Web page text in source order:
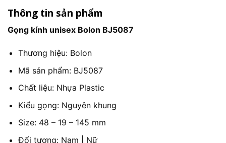
Thông tin sản phẩm
Gọng kính unisex Bolon BJ5087
Thương hiệu: Bolon
Mã sản phẩm: BJ5087
Chất liệu: Nhựa Plastic
Kiểu gọng: Nguyên khung
Size: 48 – 19 – 145 mm
Đối tượng: Nam | Nữ